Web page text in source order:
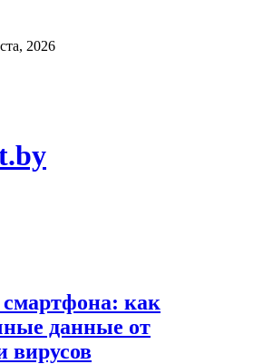
2026
смартфона: как
данные от
вирусов